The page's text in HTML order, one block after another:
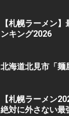
【札幌ラーメン
ンキング2026
北海道北見市「麺
【札幌ラーメン
絶対に外さない